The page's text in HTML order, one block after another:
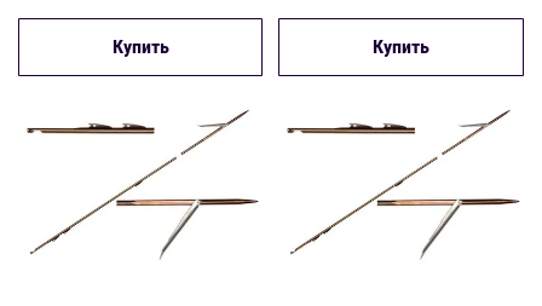
Купить Купить